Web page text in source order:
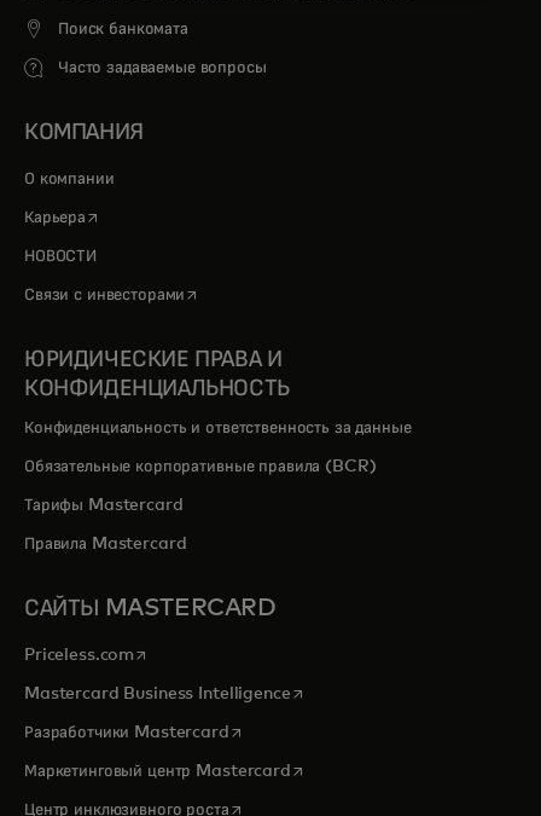
Поиск банкомата
Часто задаваемые вопросы
КОМПАНИЯ
О компании
Карьера opens in a new tab
НОВОСТИ
Связи с инвесторами opens in a new tab
ЮРИДИЧЕСКИЕ ПРАВА И
КОНФИДЕНЦИАЛЬНОСТЬ
Конфиденциальность и ответственность за данные
Обязательные корпоративные правила (BCR)
Тарифы Mastercard
Правила Mastercard
САЙТЫ MASTERCARD
Priceless.com opens in a new tab
Mastercard Business Intelligenceopens in a new tab
Разработчики Mastercardopens in a new tab
Маркетинговый центр Mastercardopens in a new tab
Центр инклюзивного ростаopens in a new tab